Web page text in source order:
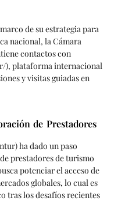
de su estrategia para
nacional, la Cámara
contactos con
), plataforma internacional
y visitas guiadas en
de Prestadores
ha dado un paso
prestadores de turismo
potenciar el acceso de
globales, lo cual es
tras los desafíos recientes